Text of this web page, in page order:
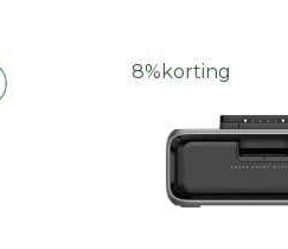
8% korting